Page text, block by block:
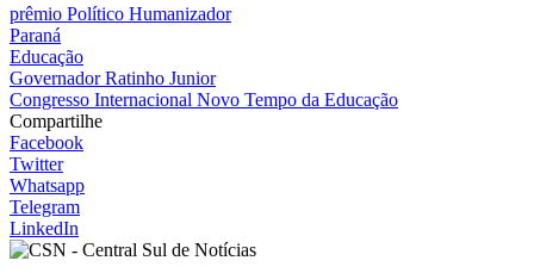
prêmio Político Humanizador
Paraná
Educação
Governador Ratinho Junior
Congresso Internacional Novo Tempo da Educação
Compartilhe
Facebook
Twitter
Whatsapp
Telegram
LinkedIn